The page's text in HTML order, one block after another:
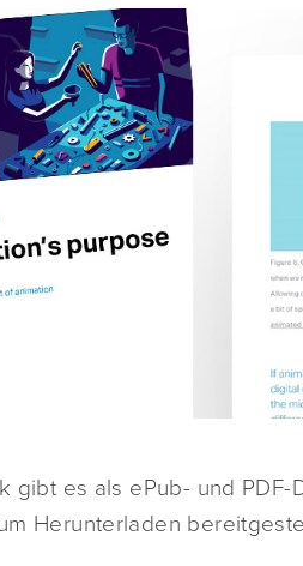
gibt es als ePub- und PDF-
Herunterladen